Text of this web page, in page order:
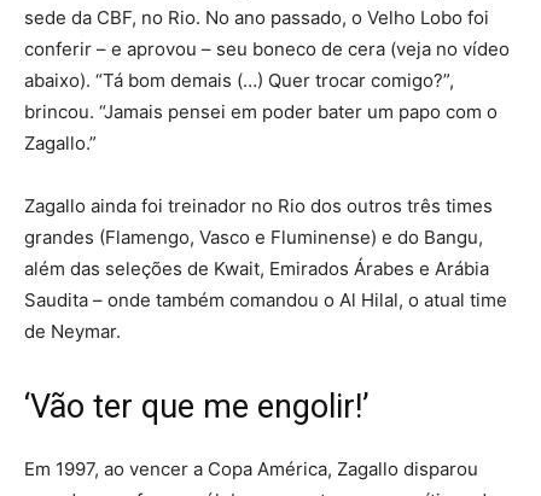
sede da CBF, no Rio. No ano passado, o Velho Lobo foi
conferir – e aprovou – seu boneco de cera (veja no vídeo
abaixo). “Tá bom demais (…) Quer trocar comigo?”,
brincou. “Jamais pensei em poder bater um papo com o
Zagallo.”
Zagallo ainda foi treinador no Rio dos outros três times
grandes (Flamengo, Vasco e Fluminense) e do Bangu,
além das seleções de Kwait, Emirados Árabes e Arábia
Saudita – onde também comandou o Al Hilal, o atual time
de Neymar.
‘Vão ter que me engolir!’
Em 1997, ao vencer a Copa América, Zagallo disparou